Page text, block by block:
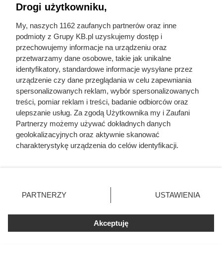
Można jednak stwierdzić, że większość nadleśnictw
wynosiły od kilku do kilkunastu procent. O skali podwyżek
decyduje przede wszystkim lokalna podaż. Eksperci
zapowiadają kolejne podwyżki cen – te nadejdą
najprawdopodobniej wraz z początkiem sezonu
grzewczego.
Drogi użytkowniku,
My, naszych 1162 zaufanych partnerów oraz inne
podmioty z Grupy KB.pl uzyskujemy dostęp i
przechowujemy informacje na urządzeniu oraz
przetwarzamy dane osobowe, takie jak unikalne
identyfikatory, standardowe informacje wysyłane przez
urządzenie czy dane przeglądania w celu zapewniania
spersonalizowanych reklam, wybór spersonalizowanych
treści, pomiar reklam i treści, badanie odbiorców oraz
ulepszanie usług. Za zgodą Użytkownika my i Zaufani
Partnerzy możemy używać dokładnych danych
geolokalizacyjnych oraz aktywnie skanować
charakterystykę urządzenia do celów identyfikacji.
zmienić/wycofać klikając przycisk ustawień prywatności
znajdujący się w lewym dolnym rogu strony. Niektóre
użytkownika, ale masz prawo sprzeciwić się takiemu
przetwarzaniu. Preferencje będą miały zastosowania tylko
PARTNERZY USTAWIENIA
Akceptuję